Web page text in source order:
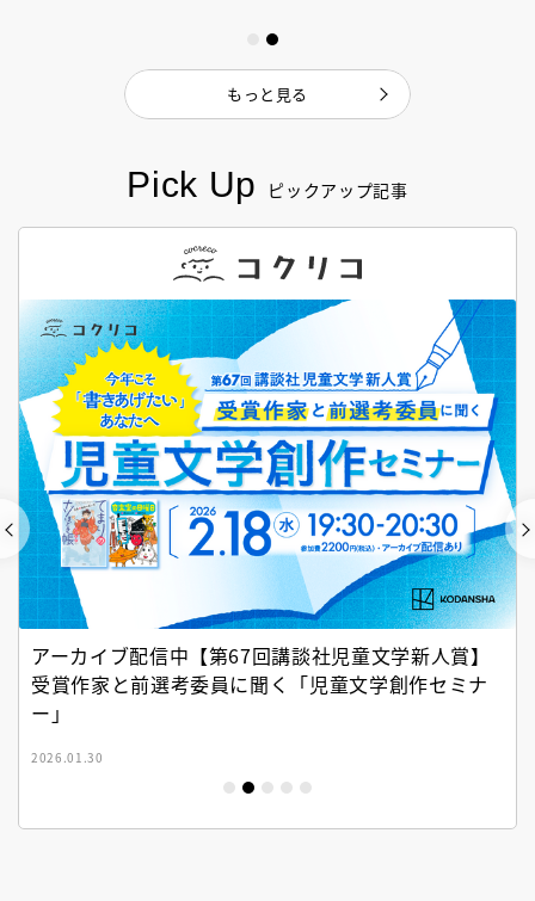
Pick Up ピックアップ記事
アーカイブ配信中【第67回講談社児童文学新人賞】
受賞作家と前選考委員に聞く「児童文学創作セミナ
ー」
2026.01.30
もっと見る